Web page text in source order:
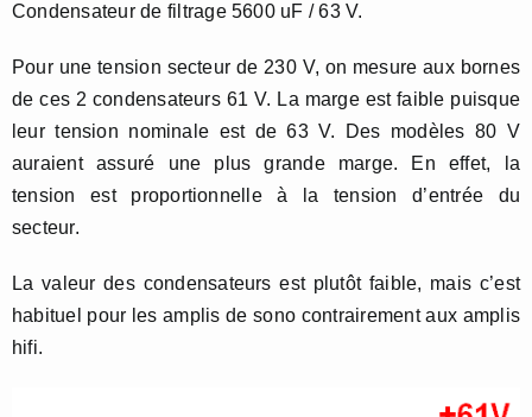
Condensateur de filtrage 5600 uF / 63 V.
Pour une tension secteur de 230 V, on mesure aux bornes
de ces 2 condensateurs 61 V. La marge est faible puisque
leur tension nominale est de 63 V. Des modèles 80 V
auraient assuré une plus grande marge. En effet, la
tension est proportionnelle à la tension d’entrée du
secteur.
La valeur des condensateurs est plutôt faible, mais c’est
habituel pour les amplis de sono contrairement aux amplis
hifi.